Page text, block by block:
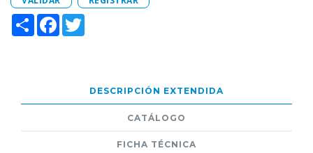
Share Facebook
DESCRIPCIÓN EXTENDIDA
CATÁLOGO
FICHA TÉCNICA